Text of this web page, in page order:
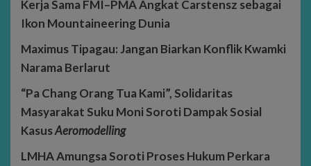
Kerja Sama FMI–PMA Angkat Carstensz sebagai
Ikon Mountaineering Dunia
Maximus Tipagau: Jangan Biarkan Konflik Kwamki
Narama Berlarut
“Pa Chang Orang Tua Kami”, Solidaritas
Masyarakat Suku Moni Soroti Dampak Sosial
KasusAeromodelling
LMHA Amungsa Soroti Proses Hukum Perkara